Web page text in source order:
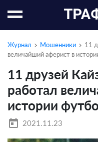
Журнал Мошенники
11
величайший аферист в
11 друзей
работал
истории
today 2021.11.23